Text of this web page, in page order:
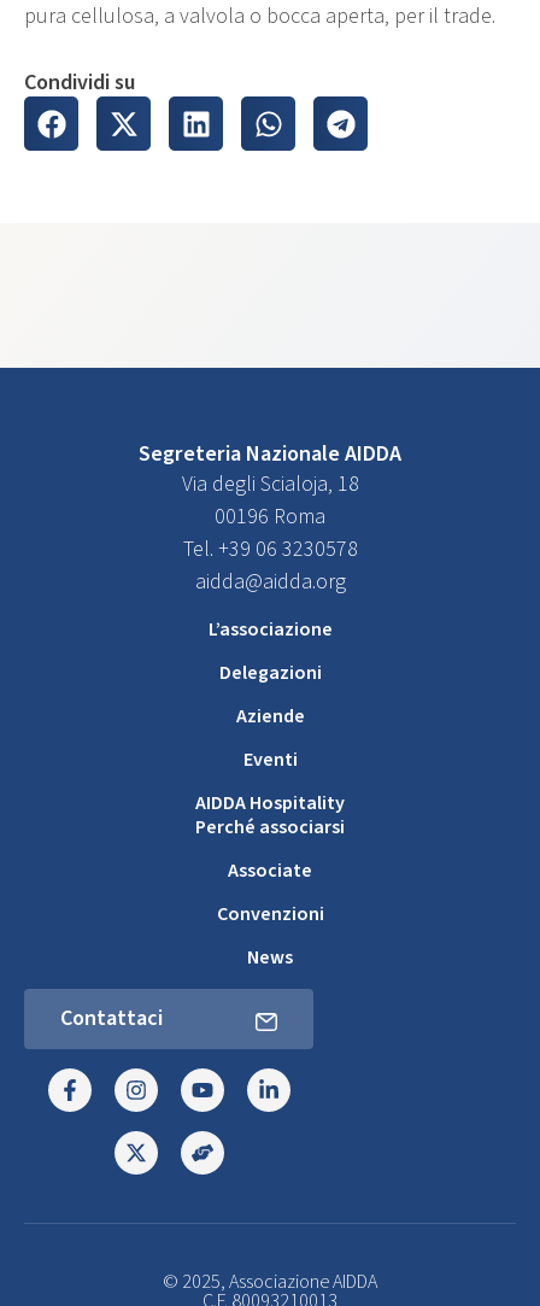
pura cellulosa, a valvola o bocca aperta, per il trade.
Condividi su
Segreteria Nazionale AIDDA
Via degli Scialoja, 18
00196 Roma
Tel. +39 06 3230578
aidda@aidda.org
L’associazione
Delegazioni
Aziende
Eventi
AIDDA Hospitality
Perché associarsi
Associate
Convenzioni
News
Contattaci
© 2025, Associazione AIDDA